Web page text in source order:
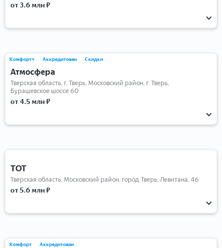
от 3.6 млн ₽
Комфорт+ Аккредитован Скидки
Атмосфера
Тверская область, г. Тверь, Московский район, г. Тверь,
Бурашевское шоссе 60
от 4.5 млн ₽
ТОТ
Тверская область, Московский район, город Тверь, Левитана, 46
от 5.6 млн ₽
Комфорт Аккредитован